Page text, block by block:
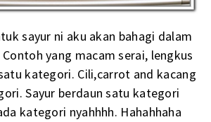
sayur ni aku akan bahagi dalam
yang macam serai, lengkus
kategori. Cili,carrot and kacang
Sayur berdaun satu kategori
kategori nyahhhh. Hahahhaha